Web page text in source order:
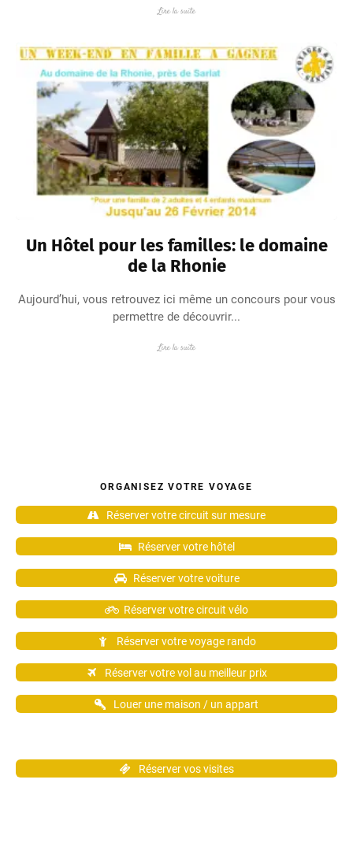
Lire la suite
Un Hôtel pour les familles: le domaine
de la Rhonie
Aujourd’hui, vous retrouvez ici même un concours pour vous
permettre de découvrir...
Lire la suite
ORGANISEZ VOTRE VOYAGE
Réserver votre circuit sur mesure
Réserver votre hôtel
Réserver votre voiture
Réserver votre circuit vélo
Réserver votre voyage rando
Réserver votre vol au meilleur prix
Louer une maison / un appart
Réserver vos visites